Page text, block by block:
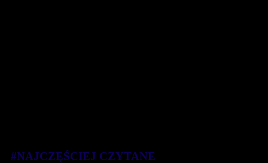
#NAJCZĘŚCIEJ CZYTANE